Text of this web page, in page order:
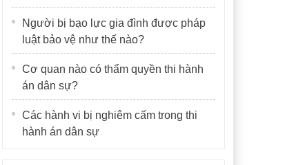
Người bị bạo lực gia đình được pháp
luật bảo vệ như thế nào?
Cơ quan nào có thẩm quyền thi hành
án dân sự?
Các hành vi bị nghiêm cấm trong thi
hành án dân sự